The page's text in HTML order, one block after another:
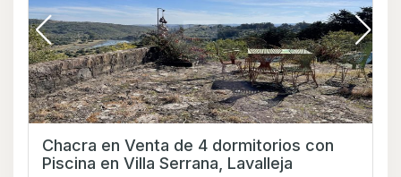
Chacra en Venta de 4 dormitorios con
Piscina en Villa Serrana, Lavalleja